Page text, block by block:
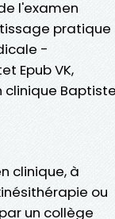
l'examen
pratique
-
Epub VK,
Baptiste
clinique, à
ou
un collège